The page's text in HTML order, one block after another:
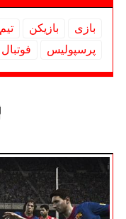
بازی بازیكن تیم
پرسپولیس
فوتبال